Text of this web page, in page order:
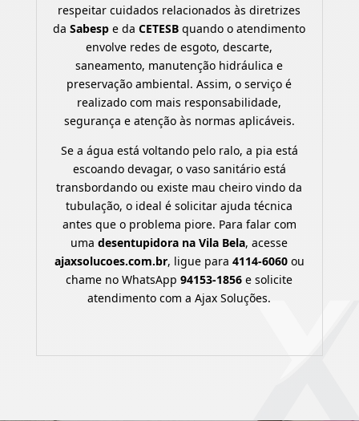
respeitar cuidados relacionados às diretrizes
daSabesp e daCETESB quando o atendimento
envolve redes de esgoto, descarte,
saneamento, manutenção hidráulica e
preservação ambiental. Assim, o serviço é
realizado com mais responsabilidade,
segurança e atenção às normas aplicáveis.
Se a água está voltando pelo ralo, a pia está
escoando devagar, o vaso sanitário está
transbordando ou existe mau cheiro vindo da
tubulação, o ideal é solicitar ajuda técnica
antes que o problema piore. Para falar com
umadesentupidora na Vila Bela, acesse
ajaxsolucoes.com.br, ligue para 4114-6060ou
chame no WhatsApp94153-1856 e solicite
atendimento com a Ajax Soluções.